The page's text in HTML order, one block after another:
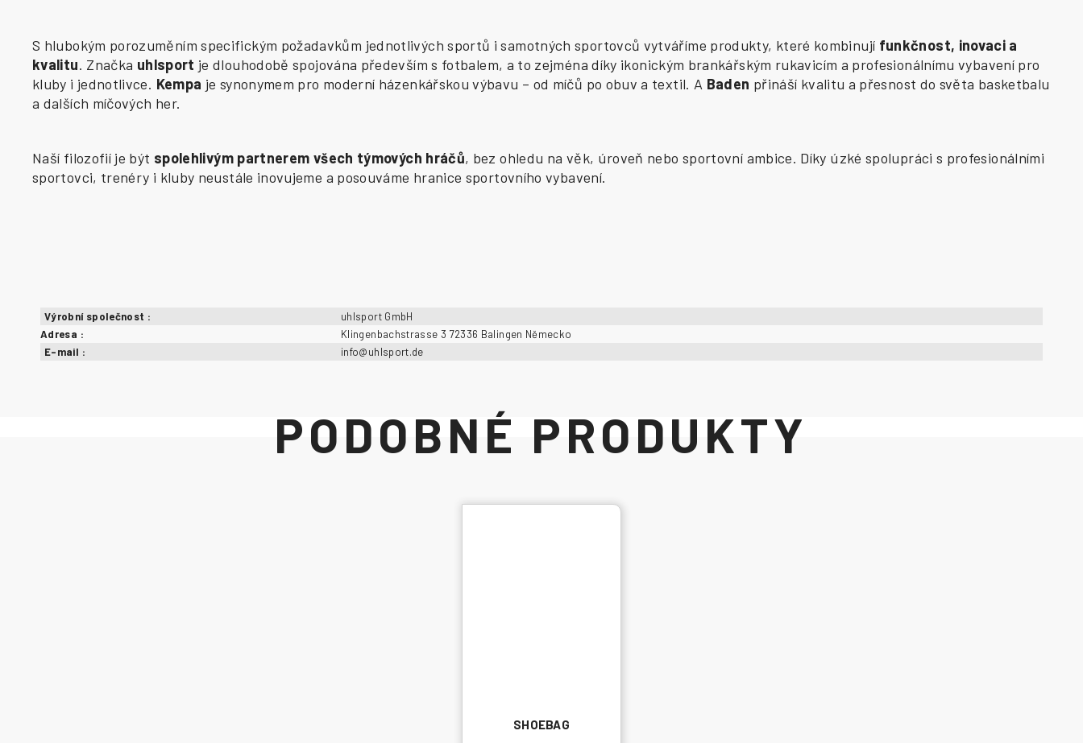
SHOEBAG
S hlubokým porozuměním specifickým požadavkům jednotlivých sportů i samotných sportovců vytváříme produkty, které kombinují funkčnost, inovaci a
kvalitu. Značka uhlsport je dlouhodobě spojována především s fotbalem, a to zejména díky ikonickým brankářským rukavicím a profesionálnímu vybavení pro
kluby i jednotlivce. Kempa je synonymem pro moderní házenkářskou výbavu – od míčů po obuv a textil. A Baden přináší kvalitu a přesnost do světa basketbalu
a dalších míčových her.
Naší filozofií je být spolehlivým partnerem všech týmových hráčů, bez ohledu na věk, úroveň nebo sportovní ambice. Díky úzké spolupráci s profesionálními
sportovci, trenéry i kluby neustále inovujeme a posouváme hranice sportovního vybavení.
Výrobní společnost :
uhlsport GmbH
Adresa :
Klingenbachstrasse 3 72336 Balingen Německo
E-mail : info@uhlsport.de